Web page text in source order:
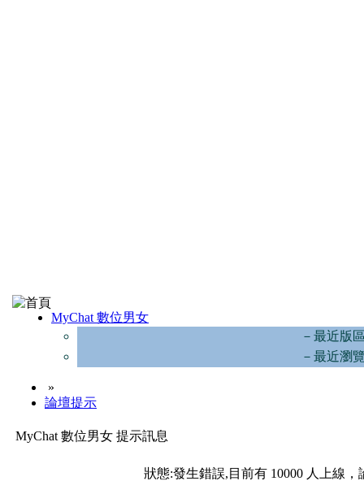
MyChat 數位男女
－最近版
－最近瀏
»
論壇提示
MyChat 數位男女 提示訊息
狀態:發生錯誤,目前有 10000 人上線